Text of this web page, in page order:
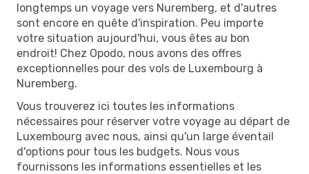
longtemps un voyage vers Nuremberg, et d'autres
sont encore en quête d'inspiration. Peu importe
votre situation aujourd'hui, vous êtes au bon
endroit! Chez Opodo, nous avons des offres
exceptionnelles pour des vols de Luxembourg à
Nuremberg.
Vous trouverez ici toutes les informations
nécessaires pour réserver votre voyage au départ de
Luxembourg avec nous, ainsi qu'un large éventail
d'options pour tous les budgets. Nous vous
fournissons les informations essentielles et les